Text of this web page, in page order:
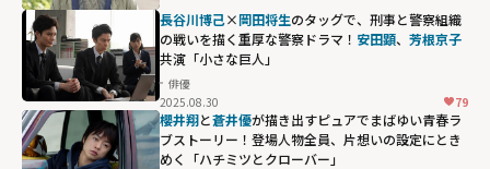
長谷川博己×岡田将生のタッグで、刑事と警察組織
の戦いを描く重厚な警察ドラマ！ 安田顕、 芳根京子
共演「小さな巨人」
俳優
2025.08.30
79
櫻井翔と蒼井優が描き出すピュアでまばゆい青春ラ
ブストーリー！登場人物全員、片想いの設定にとき
めく「ハチミツとクローバー」